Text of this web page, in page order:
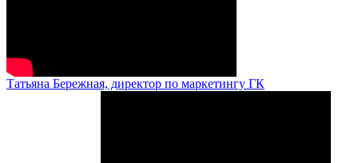
Татьяна Бережная, директор по маркетингу ГК